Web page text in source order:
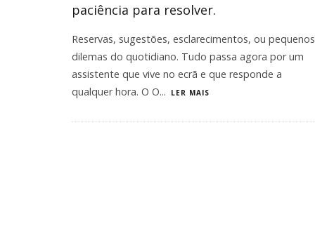
paciência para resolver.
Reservas, sugestões, esclarecimentos, ou pequenos
dilemas do quotidiano. Tudo passa agora por um
assistente que vive no ecrã e que responde a
qualquer hora. O O... LER MAIS